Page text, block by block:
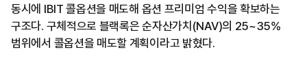
동시에 IBIT 콜옵션을 매도해 옵션 프리미엄 수익을 확보하는
구조다. 구체적으로 블랙록은 순자산가치(NAV)의 25~35%
범위에서 콜옵션을 매도할 계획이라고 밝혔다.